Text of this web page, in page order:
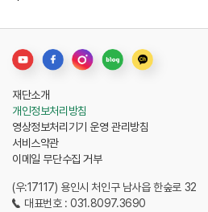
(우:17117) 용인시 처인구 남사읍 한숲로 32
대표번호 : 031.8097.3690
재단소개
개인정보처리방침
영상정보처리기기 운영 관리방침
서비스약관
이메일 무단수집 거부